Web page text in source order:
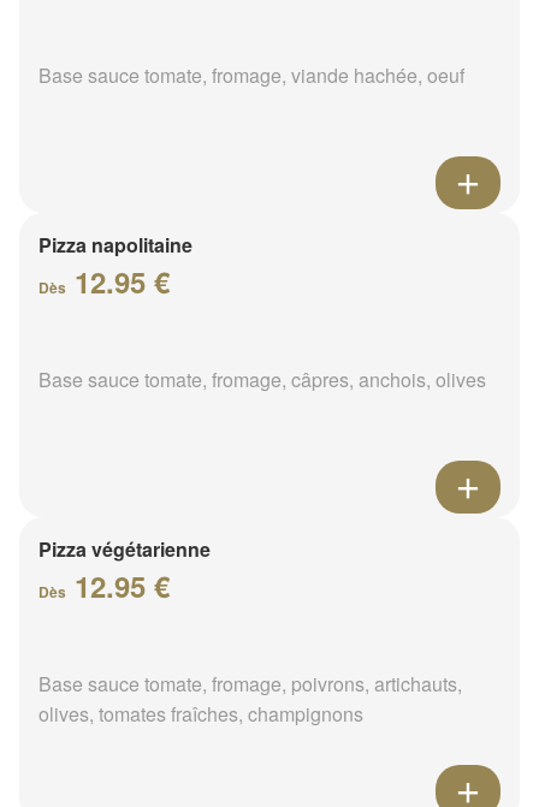
Base sauce tomate, fromage, viande hachée, oeuf
Pizza napolitaine
Dès 12.95 €
Base sauce tomate, fromage, câpres, anchois, olives
Pizza végétarienne
Dès 12.95 €
Base sauce tomate, fromage, poivrons, artichauts,
olives, tomates fraîches, champignons